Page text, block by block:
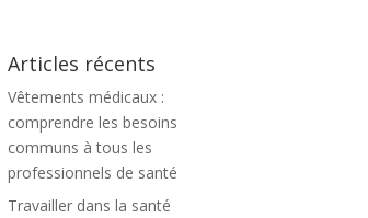
Articles récents
Vêtements médicaux :
comprendre les besoins
communs à tous les
professionnels de santé
Travailler dans la santé